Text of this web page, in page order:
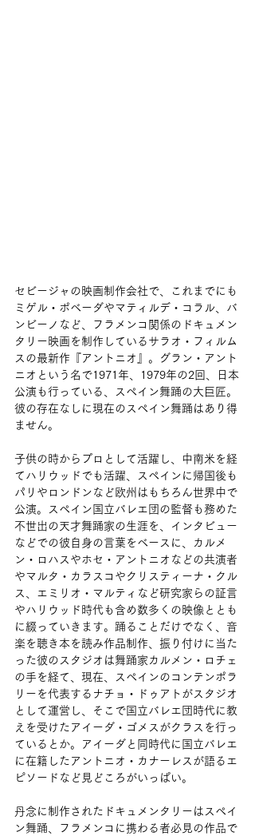
セビージャの映画制作会社で、これまでにも
ミゲル・ポベーダやマティルデ・コラル、バ
ンビーノなど、フラメンコ関係のドキュメン
タリー映画を制作しているサラオ・フィルム
スの最新作『アントニオ』。グラン・アント
ニオという名で1971年、1979年の2回、日本
公演も行っている、スペイン舞踊の大巨匠。
彼の存在なしに現在のスペイン舞踊はあり得
ません。
子供の時からプロとして活躍し、中南米を経
てハリウッドでも活躍、スペインに帰国後も
パリやロンドンなど欧州はもちろん世界中で
公演。スペイン国立バレエ団の監督も務めた
不世出の天才舞踊家の生涯を、インタビュー
などでの彼自身の言葉をベースに、カルメ
ン・ロハスやホセ・アントニオなどの共演者
やマルタ・カラスコやクリスティーナ・クル
ス、エミリオ・マルティなど研究家らの証言
やハリウッド時代も含め数多くの映像ととも
に綴っていきます。踊ることだけでなく、音
楽を聴き本を読み作品制作、振り付けに当た
った彼のスタジオは舞踊家カルメン・ロチェ
の手を経て、現在、スペインのコンテンポラ
リーを代表するナチョ・ドゥアトがスタジオ
として運営し、そこで国立バレエ団時代に教
えを受けたアイーダ・ゴメスがクラスを行っ
ているとか。アイーダと同時代に国立バレエ
に在籍したアントニオ・カナーレスが語るエ
ピソードなど見どころがいっぱい。
丹念に制作されたドキュメンタリーはスペイ
ン舞踊、フラメンコに携わる者必見の作品で